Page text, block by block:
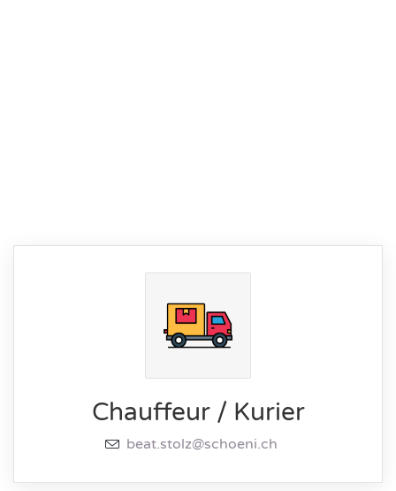
Chauffeur / Kurier
beat.stolz@schoeni.ch